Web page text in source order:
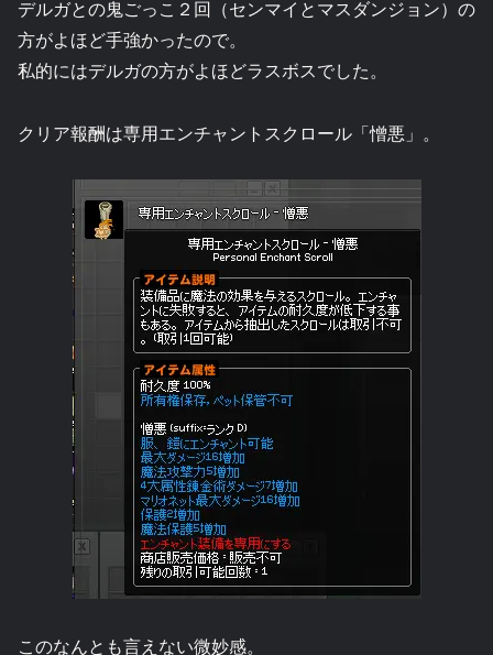
デルガとの鬼ごっこ２回（センマイとマスダンジョン）の
方がよほど手強かったので。
私的にはデルガの方がよほどラスボスでした。
クリア報酬は専用エンチャントスクロール「憎悪」。
このなんとも言えない微妙感。